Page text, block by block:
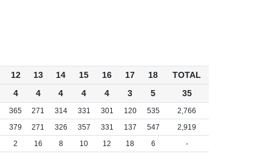
12 13 14 15 16 17 18
TOTAL
4 4 4 4 4 3 5 35
365 271 314 331 301 120 535
2,766
379 271 326 357 331 137 547
2,919
2 16 8 10 12 18 6 -